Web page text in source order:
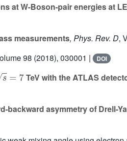
at W-Boson-pair energies at
measurements, Phys. Rev. D,
98 (2018), 030001 | DOI
=7
TeV with the ATLAS
backward asymmetry of Drell-